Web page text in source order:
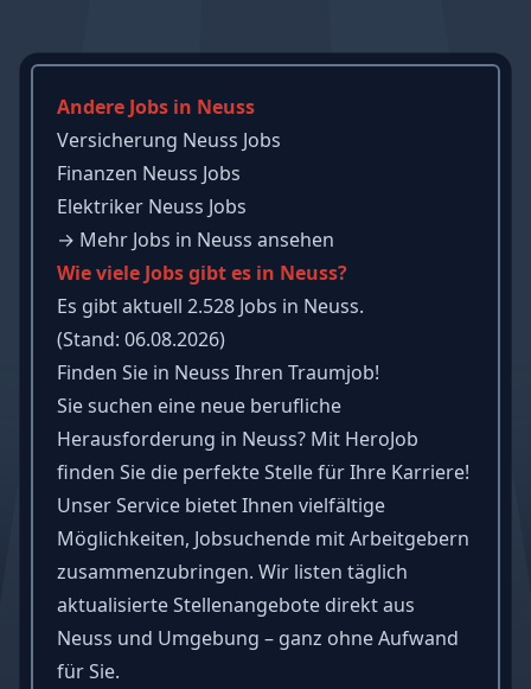
Andere Jobs in Neuss
Versicherung Neuss Jobs
Finanzen Neuss Jobs
Elektriker Neuss Jobs
→ Mehr Jobs in Neuss ansehen
Wie viele Jobs gibt es in Neuss?
Es gibt aktuell 2.528 Jobs in Neuss.
(Stand: 06.08.2026)
Finden Sie in Neuss Ihren Traumjob!
Sie suchen eine neue berufliche
Herausforderung in Neuss? Mit HeroJob
finden Sie die perfekte Stelle für Ihre Karriere!
Unser Service bietet Ihnen vielfältige
Möglichkeiten, Jobsuchende mit Arbeitgebern
zusammenzubringen. Wir listen täglich
aktualisierte Stellenangebote direkt aus
Neuss und Umgebung – ganz ohne Aufwand
für Sie.